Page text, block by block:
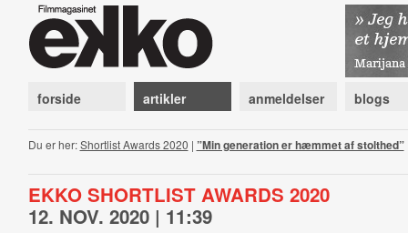
forside artikler anmeldelser blogs
Du er her:Shortlist Awards 2020 | ”Min generation er hæmmet af stolthed”
EKKO SHORTLIST AWARDS 2020
12. NOV. 2020 | 11:39